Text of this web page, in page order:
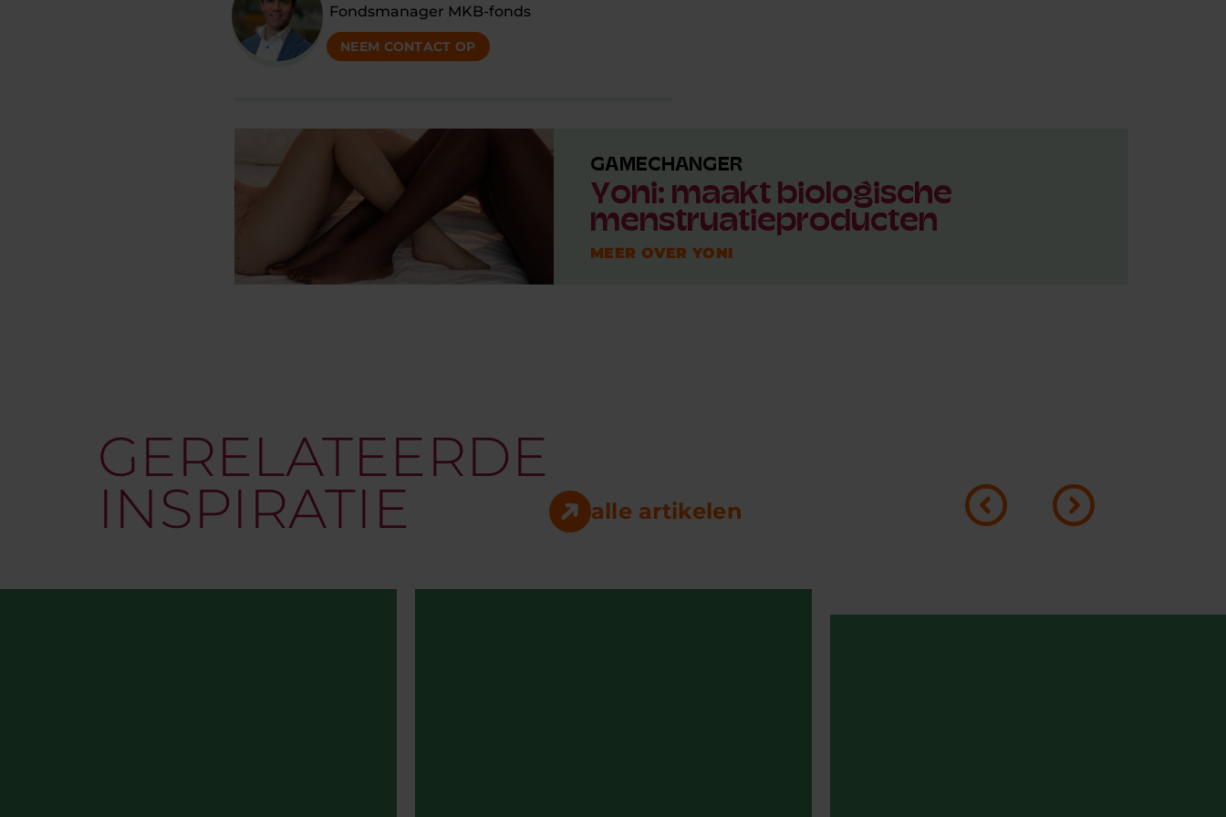
Fondsmanager MKB-fonds
NEEM CONTACT OP
GAMECHANGER
Yoni: maakt biologische
menstruatieproducten
MEER OVER YONI
GERELATEERDE
INSPIRATIE alle artikelen